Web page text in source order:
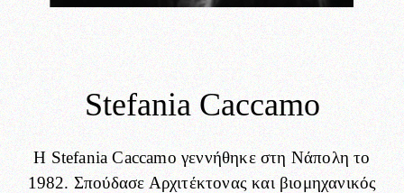
Designer
Stefania Caccamo
Η Stefania Caccamo γεννήθηκε στη Νάπολη το
1982. Σπούδασε Αρχιτέκτονας και βιομηχανικός